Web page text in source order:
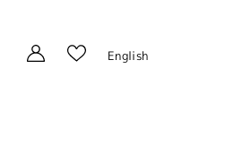
English